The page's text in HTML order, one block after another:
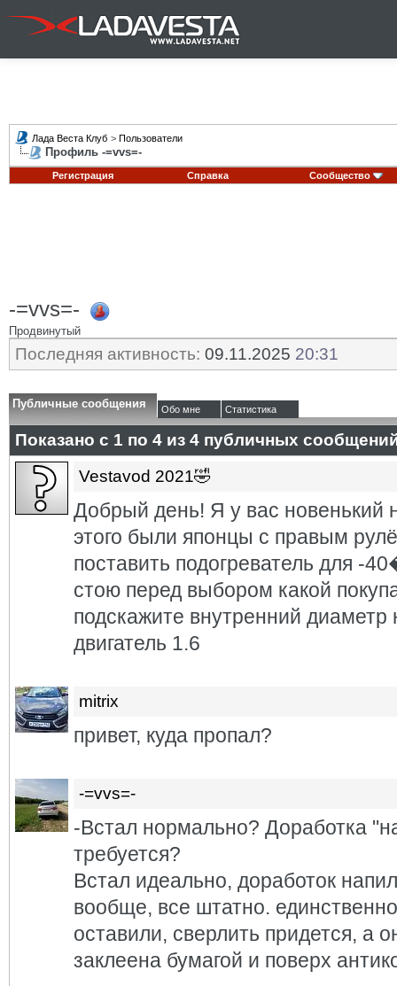
Лада Веста Клуб > Пользователи
Профиль -=vvs=-
Регистрация Справка Сообщество
-=vvs=-
Продвинутый
Последняя активность: 09.11.2025 20:31
Публичные сообщения Обо мне Статистика
Показано с 1 по 4 из 4 публичных
Vestavod 2021🤣
Добрый день! Я у вас новенький
этого были японцы с правым
поставить подогреватель
стою перед выбором какой
подскажите внутренний диаметр
двигатель 1.6
mitrix
привет, куда пропал?
-=vvs=-
-Встал нормально? Доработка
требуется?
Встал идеально, доработок
вообще, все штатно.
оставили, сверлить придется, а
заклеена бумагой и поверх